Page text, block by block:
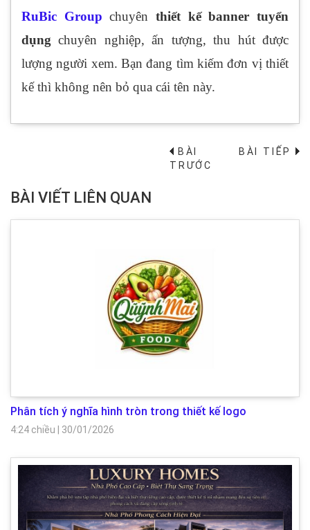
RuBic Group chuyênthiết kế banner tuyển
dụng chuyên nghiệp, ấn tượng, thu hút được
lượng người xem. Bạn đang tìm kiếm đơn vị thiết
kế thì không nên bỏ qua cái tên này.
BÀI
TRƯỚC
BÀI TIẾP→
BÀI VIẾT LIÊN QUAN
Phân tích ý nghĩa hình tròn trong thiết kế logo
4:24 chiều | 30/01/2026